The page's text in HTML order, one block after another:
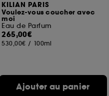
KILIAN PARIS
Voulez-vous coucher avec
moi
Eau de Parfum
265,00€
530,00€ / 100ml
Ajouter au panier